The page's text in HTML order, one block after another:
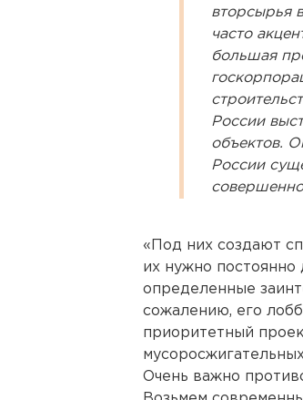
вторсырья
часто
большая
России
объектов.
России
«Под них создают
их нужно постоянно
определенные
сожалению, его
приоритетный
Очень важно